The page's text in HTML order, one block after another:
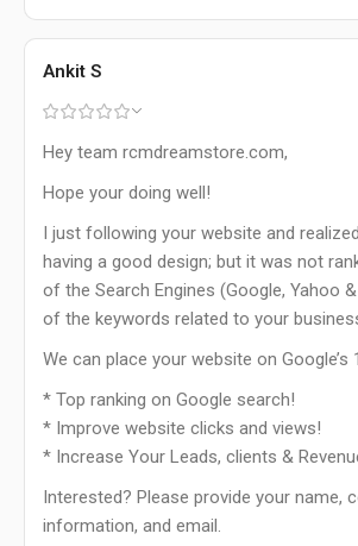
Ankit S
Hey team rcmdreamstore.com,
Hope your doing well!
I just following your website and
having a good design; but it was not
of the Search Engines (Google, Yahoo
of the keywords related to your
We can place your website on Google’s
* Top ranking on Google search!
* Improve website clicks and views!
* Increase Your Leads, clients &
Interested? Please provide your name,
information, and email.